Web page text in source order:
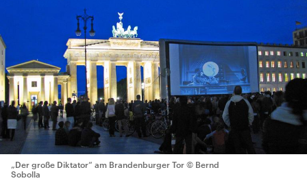
„Der große Diktator“ am Brandenburger Tor © Bernd
Sobolla